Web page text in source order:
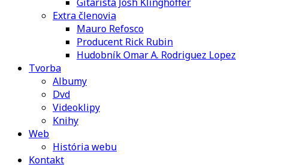
Extra členovia
Mauro Refosco
Producent Rick Rubin
Hudobník Omar A. Rodriguez Lopez
Tvorba
Albumy
Dvd
Videoklipy
Knihy
Web
História webu
Kontakt